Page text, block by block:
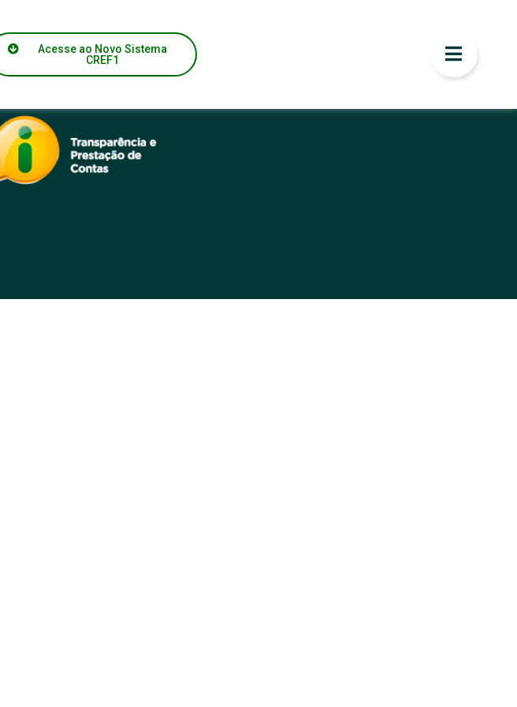
Acesse ao Novo Sistema
CREF1
2024 – MENOR PREÇO